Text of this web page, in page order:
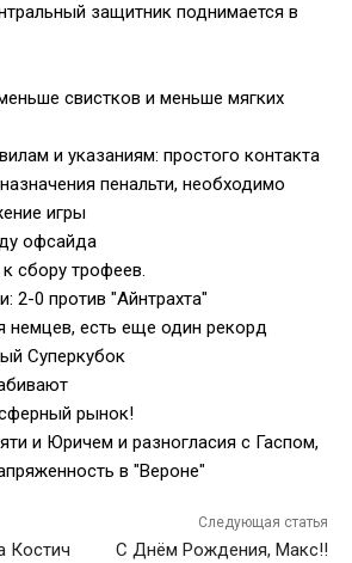
защитник поднимается в
свистков и меньше мягких
и указаниям: простого контакта
пенальти, необходимо
игры
офсайда
сбору трофеев.
2-0 против "Айнтрахта"
немцев, есть еще один рекорд
Суперкубок
рынок!
и Юричем и разногласия с Гаспом,
в "Вероне"
Костич
Следующая статья
С Днём Рождения, Макс!!